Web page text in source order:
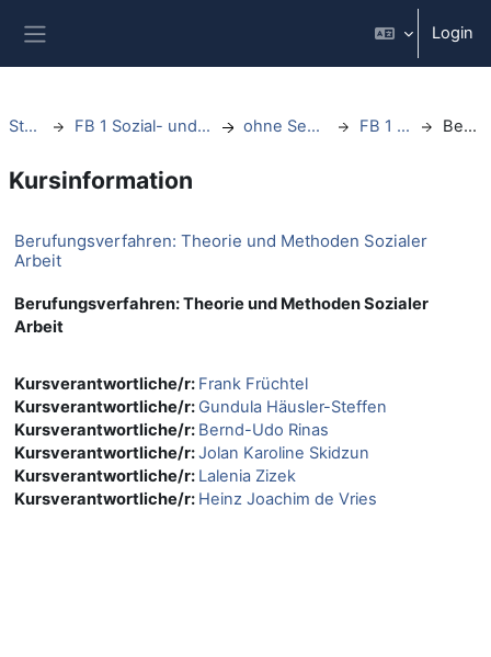
Login
Startseite FB 1 Sozial- und Bildungswissenschaften ohne Semesterzuordnung FB 1 Organisation Beschreibung
Kursinformation
Berufungsverfahren: Theorie und Methoden Sozialer
Arbeit
Berufungsverfahren: Theorie und Methoden Sozialer
Arbeit
Kursverantwortliche/r: Frank Früchtel
Kursverantwortliche/r: Gundula Häusler-Steffen
Kursverantwortliche/r: Bernd-Udo Rinas
Kursverantwortliche/r:Jolan Karoline Skidzun
Kursverantwortliche/r: Lalenia Zizek
Kursverantwortliche/r: Heinz Joachim de Vries